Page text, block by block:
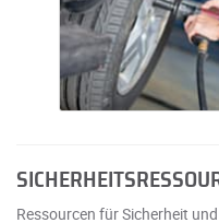
Ressourcen für Sicherheit